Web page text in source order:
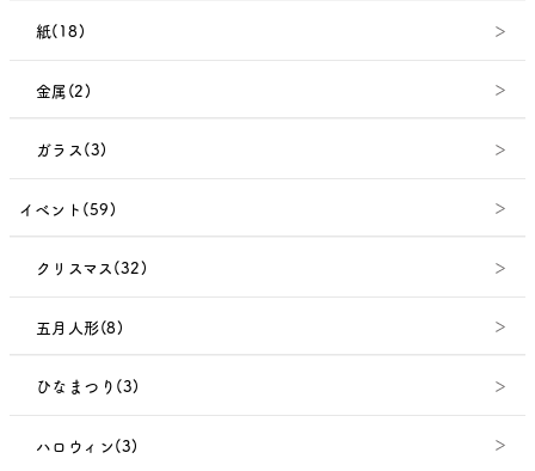
紙(18)
金属(2)
ガラス(3)
イベント(59)
クリスマス(32)
五月人形(8)
ひなまつり(3)
ハロウィン(3)